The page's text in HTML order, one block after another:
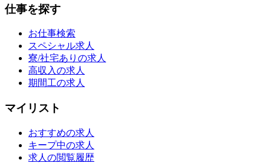
仕事を探す
お仕事検索
スペシャル求人
寮/社宅ありの求人
高収入の求人
期間工の求人
マイリスト
おすすめの求人
キープ中の求人
求人の閲覧履歴